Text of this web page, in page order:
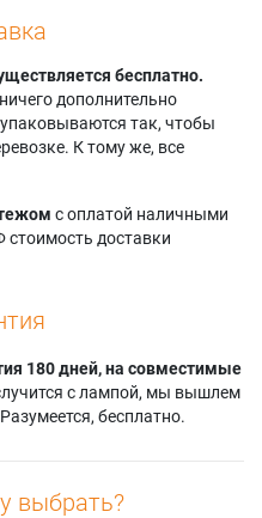
бесплатно.
дополнительно
так, чтобы
К тому же, все
с оплатой наличными
стоимость доставки
180 дней, на совместимые
с лампой, мы вышлем
бесплатно.
выбрать?